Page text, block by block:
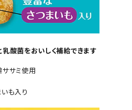
酸菌をおいしく補給できます
サミ使用
も入り